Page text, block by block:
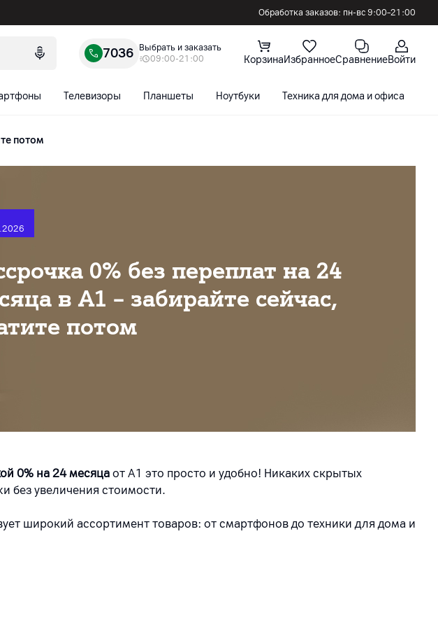
Обработка заказов: пн-вс 9:00–21:00
7036
Выбрать и заказать
09:00-21:00
КорзинаИзбранноеСравнениеВойти
Телевизоры Планшеты Ноутбуки Техника для дома и офиса
потом
0% без переплат на 24
в А1 – забирайте сейчас,
потом
0% на 24 месяца от А1 это просто и удобно! Никаких скрытых
без увеличения стоимости.
широкий ассортимент товаров: от смартфонов до техники для дома и